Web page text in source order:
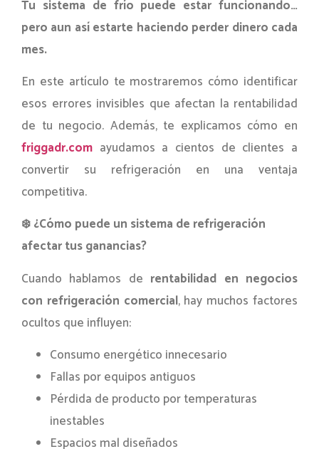
Tu sistema de frío puede estar funcionando…
pero aun así estarte haciendo perder dinero cada
mes.
En este artículo te mostraremos cómo identificar
esos errores invisibles que afectan la rentabilidad
de tu negocio. Además, te explicamos cómo en
friggadr.com ayudamos a cientos de clientes a
convertir su refrigeración en una ventaja
competitiva.
❄️ ¿Cómo puede un sistema de refrigeración
afectar tus ganancias?
Cuando hablamos de rentabilidad en negocios
con refrigeración comercial, hay muchos factores
ocultos que influyen:
Consumo energético innecesario
Fallas por equipos antiguos
Pérdida de producto por temperaturas
inestables
Espacios mal diseñados